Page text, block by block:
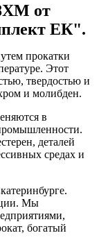
от
ЕК".
прокатки
Этот
твердостью и
и молибден.
в
деталей
средах и
Мы
богатый